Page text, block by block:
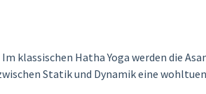
klassischen Hatha Yoga werden die
Statik und Dynamik eine